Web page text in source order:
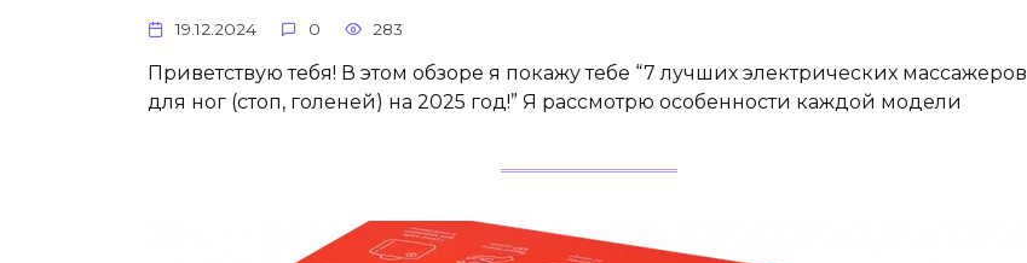
19.12.2024 0 283
Приветствую тебя! В этом обзоре я покажу тебе “7 лучших электрических массажеров
для ног (стоп, голеней) на 2025 год!” Я рассмотрю особенности каждой модели